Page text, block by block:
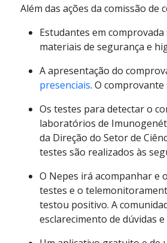
Além das ações da comissão
Estudantes em
materiais de segurança e
A apresentação do
presenciais. O
Os testes para detectar o
laboratórios de
da Direção do Setor de
testes são realizados às
O Nepes irá acompanhar e
testes e o
testou positivo. A
esclarecimento de dúvidas